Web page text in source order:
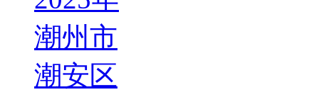
潮州市
潮安区